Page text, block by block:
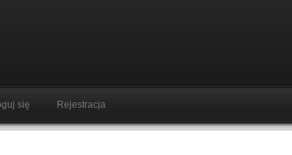
się Rejestracja